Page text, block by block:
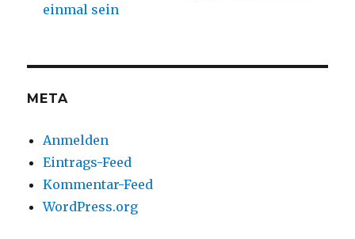
einmal sein
META
Anmelden
Eintrags-Feed
Kommentar-Feed
WordPress.org